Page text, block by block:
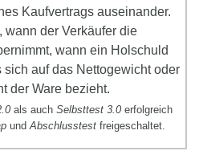
Kaufvertrags auseinander.
wann der Verkäufer die
wann ein Holschuld
sich auf das Nettogewicht oder
der Ware bezieht.
als auch Selbsttest 3.0 erfolgreich
und Abschlusstest freigeschaltet.